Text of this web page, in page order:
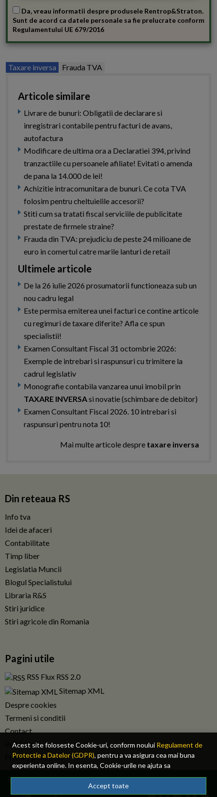
Acest site foloseste Cookie-uri, conform noului Regulament de
Protectie a Datelor (GDPR), pentru a va asigura cea mai buna
experienta online. In esenta, Cookie-urile ne ajuta sa
imbunatatim continutul de pe site, oferindu-va dvs., cititorul, o
experienta online personalizata si mult mai rapida. Ele sunt
Accept toate
Da, vreau informatii despre produsele Rentrop&Straton.
Sunt de acord ca datele personale sa fie prelucrate conform
Regulamentului UE 679/2016
Taxare inversa Frauda TVA
Articole similare
Livrare de bunuri: Obligatii de declarare si
inregistrari contabile pentru facturi de avans,
autofactura
Modificare de ultima ora a Declaratiei 394, privind
tranzactiile cu persoanele afiliate! Evitati o amenda
de pana la 14.000 de lei!
Achizitie intracomunitara de bunuri. Ce cota TVA
folosim pentru cheltuielile accesorii?
Stiti cum sa tratati fiscal serviciile de publicitate
prestate de firmele straine?
Frauda din TVA: prejudiciu de peste 24 milioane de
euro in comertul catre marile lanturi de retail
Ultimele articole
De la 26 iulie 2026 prosumatorii functioneaza sub un
nou cadru legal
Este permisa emiterea unei facturi ce contine articole
cu regimuri de taxare diferite? Afla ce spun
specialistii!
Examen Consultant Fiscal 31 octombrie 2026:
Exemple de intrebari si raspunsuri cu trimitere la
cadrul legislativ
Monografie contabila vanzarea unui imobil prin
TAXARE INVERSAsi novatie (schimbare de debitor)
Examen Consultant Fiscal 2026. 10 intrebari si
raspunsuri pentru nota 10!
Mai multe articole despre taxare inversa
Din reteaua RS
Info tva
Idei de afaceri
Contabilitate
Timp liber
Legislatia Muncii
Blogul Specialistului
Libraria R&S
Stiri juridice
Stiri agricole din Romania
Pagini utile
RSS Flux RSS 2.0
Sitemap XML
Despre cookies
Termeni si conditii
Contact
Publicitate
Privacy policy RO
© 2026 Fiscalitatea.ro. Toate drepturile rezervate.